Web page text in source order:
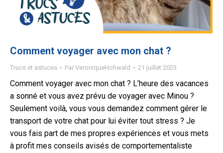
Comment voyager avec mon chat ?
Trucs et astuces Par VeroniqueHohwald 21 juillet 2023
Comment voyager avec mon chat ? L’heure des vacances
a sonné et vous avez prévu de voyager avec Minou ?
Seulement voilà, vous vous demandez comment gérer le
transport de votre chat pour lui éviter tout stress ? Je
vous fais part de mes propres expériences et vous mets
à profit mes conseils avisés de comportementaliste